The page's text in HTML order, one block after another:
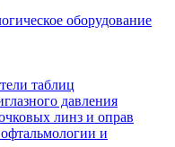
оборудование
таблиц
давления
линз и оправ
и